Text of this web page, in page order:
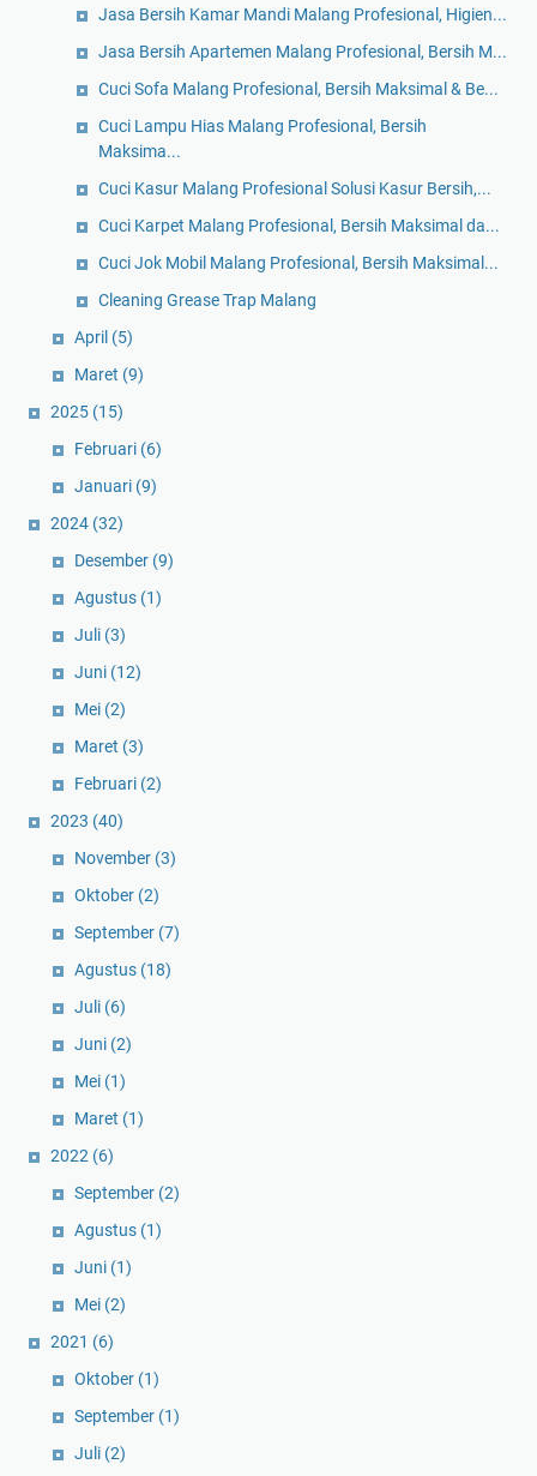
Jasa Bersih Kamar Mandi Malang Profesional, Higien...
Jasa Bersih Apartemen Malang Profesional, Bersih M...
Cuci Sofa Malang Profesional, Bersih Maksimal & Be...
Cuci Lampu Hias Malang Profesional, Bersih
Maksima...
Cuci Kasur Malang Profesional Solusi Kasur Bersih,...
Cuci Karpet Malang Profesional, Bersih Maksimal da...
Cuci Jok Mobil Malang Profesional, Bersih Maksimal...
Cleaning Grease Trap Malang
April (5)
Maret (9)
2025 (15)
Februari (6)
Januari (9)
2024 (32)
Desember (9)
Agustus (1)
Juli (3)
Juni (12)
Mei (2)
Maret (3)
Februari (2)
2023 (40)
November (3)
Oktober (2)
September (7)
Agustus (18)
Juli (6)
Juni (2)
Mei (1)
Maret (1)
2022 (6)
September (2)
Agustus (1)
Juni (1)
Mei (2)
2021 (6)
Oktober (1)
September (1)
Juli (2)